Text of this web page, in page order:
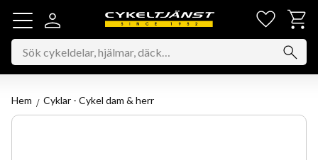
Meny
Hem Cyklar - Cykel dam & herr